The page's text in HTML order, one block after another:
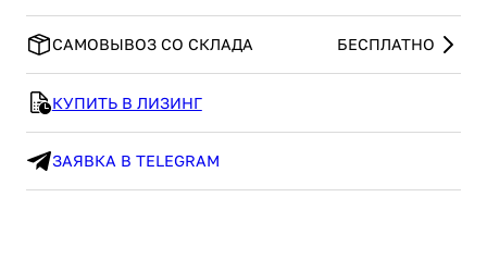
САМОВЫВОЗ СО СКЛАДА БЕСПЛАТНО
КУПИТЬ В ЛИЗИНГ
ЗАЯВКА В TELEGRAM